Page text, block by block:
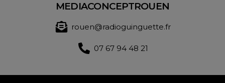
MEDIACONCEPTROUEN
rouen@radioguinguette.fr
07 67 94 48 21